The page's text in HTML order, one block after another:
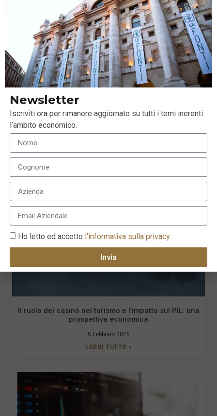
prima di una stabilizzazione su livelli
leggermente inferiori. L’atteggiamento prevalente tra
gli investitori sarà di “wait and see”, soprattutto in
attesa di comunicazioni dalla Fed che
condizioneranno maggiormente i mercati rispetto
alla BCE.
Leggi quil’articolo completo.
LEGGI ANCHE
Il ruolo dei casinò nel turismo e l’impatto sul PIL: una
prospettiva economica
5 Febbraio 2025
LEGGI TUTTO »
Newsletter
Iscriviti ora per rimanere aggiornato su tutti i temi inerenti
l’ambito economico.
Ho letto ed accetto l'informativa sulla privacy.
Invia